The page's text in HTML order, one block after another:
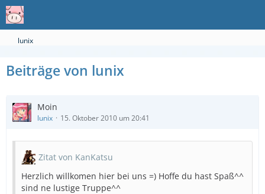
lunix
Beiträge von lunix
Moin
lunix 15. Oktober 2010 um 20:41
Zitat von KanKatsu
Herzlich willkomen hier bei uns =) Hoffe du hast Spaß^^
sind ne lustige Truppe^^